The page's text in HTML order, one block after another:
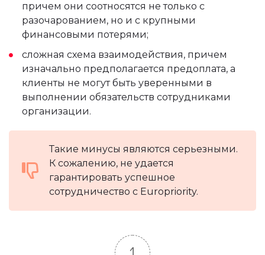
причем они соотносятся не только с
разочарованием, но и с крупными
финансовыми потерями;
сложная схема взаимодействия, причем
изначально предполагается предоплата, а
клиенты не могут быть уверенными в
выполнении обязательств сотрудниками
организации.
Такие минусы являются серьезными.
К сожалению, не удается
гарантировать успешное
сотрудничество с Europriority.